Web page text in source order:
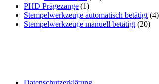
PHD Prägezange (1)
Stempelwerkzeuge automatisch betätigt (4)
Stempelwerkzeuge manuell betätigt (20)